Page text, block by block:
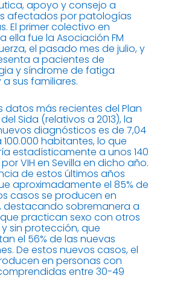
apoyo y consejo a
afectados por patologías
El primer colectivo en
ella fue la Asociación FM
el pasado mes de julio, y
a pacientes de
y síndrome de fatiga
sus familiares.
datos más recientes del Plan
Sida (relativos a 2013), la
diagnósticos es de 7,04
habitantes, lo que
estadísticamente a unos 140
VIH en Sevilla en dicho año.
de estos últimos años
aproximadamente el 85% de
casos se producen en
destacando sobremanera a
practican sexo con otros
sin protección, que
el 56% de las nuevas
De estos nuevos casos, el
en personas con
entre 30-49